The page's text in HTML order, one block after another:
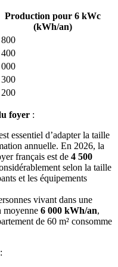
Production pour 6 kWc
(kWh/an)
foyer :
essentiel d’adapter la taille
annuelle. En 2026, la
français est de 4 500
selon la taille
et les équipements
vivant dans une
moyenne 6 000 kWh/an,
de 60 m² consomme
: